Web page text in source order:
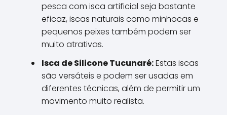
pesca com isca artificial seja bastante
eficaz, iscas naturais como minhocas e
pequenos peixes também podem ser
muito atrativas.
Isca de Silicone Tucunaré:Estas iscas
são versáteis e podem ser usadas em
diferentes técnicas, além de permitir um
movimento muito realista.